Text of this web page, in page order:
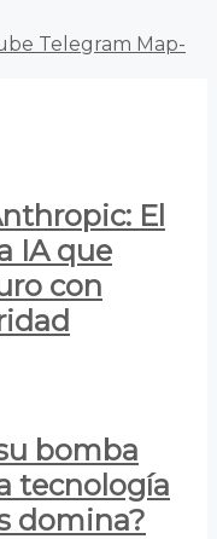
Telegram Map-
El
IA que
con
bomba
tecnología
domina?